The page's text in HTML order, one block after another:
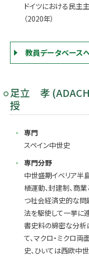
ドイツにおける民主
（2020年）
教員データベース
足立 孝
授
専門
スペイン中世史
専門分野
中世盛期イベリア半
植運動、封建制、商
つ社会経済史的な問
法を駆使して一挙に
書史料の綿密な分析
て、マクロ・ミクロ
史、ひいては西欧中